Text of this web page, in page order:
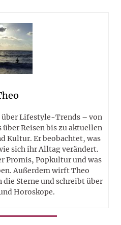
über Lifestyle-Trends – von
über Reisen bis zu aktuellen
Kultur. Er beobachtet, was
sich ihr Alltag verändert.
Promis, Popkultur und was
Außerdem wirft Theo
Sterne und schreibt über
Horoskope.